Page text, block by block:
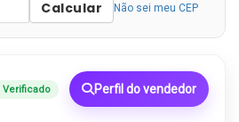
Calcular Não sei meu CEP
Verificado Perfil do vendedor